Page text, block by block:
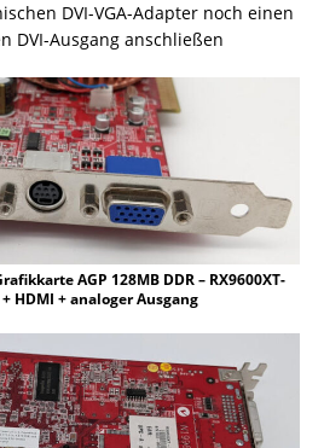
DVI-VGA-Adapter noch einen
DVI-Ausgang anschließen
AGP 128MB DDR – RX9600XT-
+ HDMI + analoger Ausgang